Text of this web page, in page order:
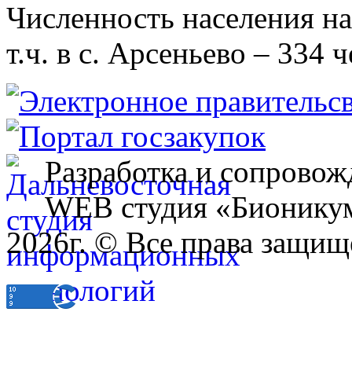
Численность населения
т.ч. в с. Арсеньево – 334
Разработка и
WEB студия
2026г. © Все права